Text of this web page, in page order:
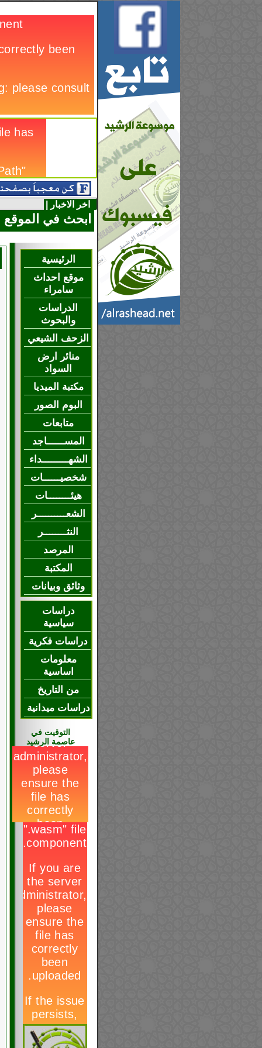
اخر الاخبار |
ابحث في الموقع
الرئيسية
موقع احداث
سامراء
الدراسات
والبحوث
الزحف الشيعي
منائر ارض
السواد
مكتبة الميديا
البوم الصور
متابعات
المســــــاجد
الشهـــــــــداء
شخصيــــــات
هيئــــــــات
الشعــــــــــر
النثــــــــر
المرصد
المكتبة
وثائق وبيانات
دراسات
سياسية
دراسات فكرية
معلومات
اساسية
من التاريخ
دراسات ميدانية
التوقيت في
عاصمة الرشيد
هل وقعنا في
الفخ ؟